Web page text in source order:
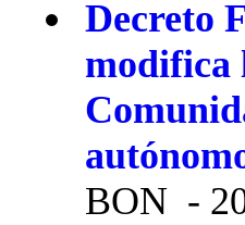
Decreto
modifica
BON -